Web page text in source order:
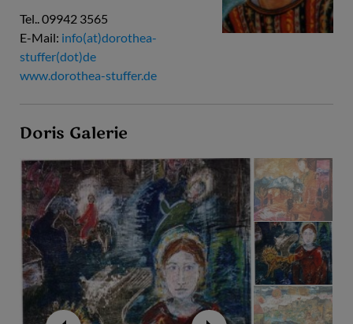
Tel.. 09942 3565
E-Mail: info(at)dorothea-
stuffer(dot)de
www.dorothea-stuffer.de
Doris Galerie